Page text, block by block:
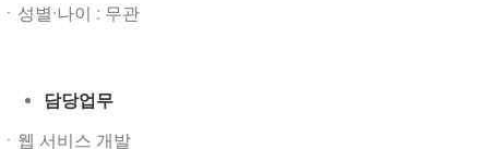
ㆍ성별·나이 : 무관
담당업무
ㆍ웹 서비스 개발